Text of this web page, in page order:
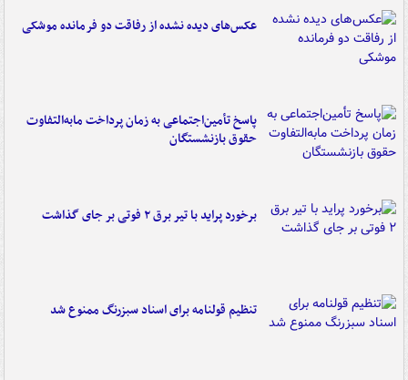
عکس‌های دیده نشده از رفاقت دو فرمانده‌ موشکی
پاسخ تأمین‌اجتماعی به زمان پرداخت مابه‌التفاوت
حقوق بازنشستگان
برخورد پراید با تیر برق ۲ فوتی بر جای گذاشت
تنظیم قولنامه برای اسناد سبزرنگ ممنوع شد